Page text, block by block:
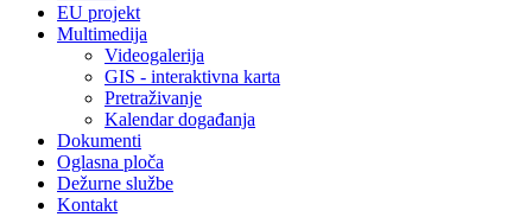
EU projekt
Multimedija
Videogalerija
GIS - interaktivna karta
Pretraživanje
Kalendar događanja
Dokumenti
Oglasna ploča
Dežurne službe
Kontakt